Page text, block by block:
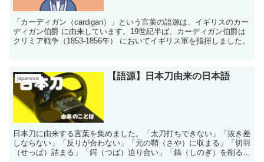
「カーディガン（cardigan）」という言葉の語源は、イギリスのカー
ディガン伯爵 に由来しています。19世紀半ば、カーディガン伯爵は
クリミア戦争（1853-1856年） においてイギリス軍を指揮しました。
japanese 【語源】日本刀由来の日本語
日本刀に由来する言葉を集めました。「太刀打ちできない」「抜き差
しならない」「反りが合わない」「元の鞘（さや）に収まる」「切羽
（せっぱ）詰まる」「鍔（つば）迫り合い」「鎬（しのぎ）を削る」